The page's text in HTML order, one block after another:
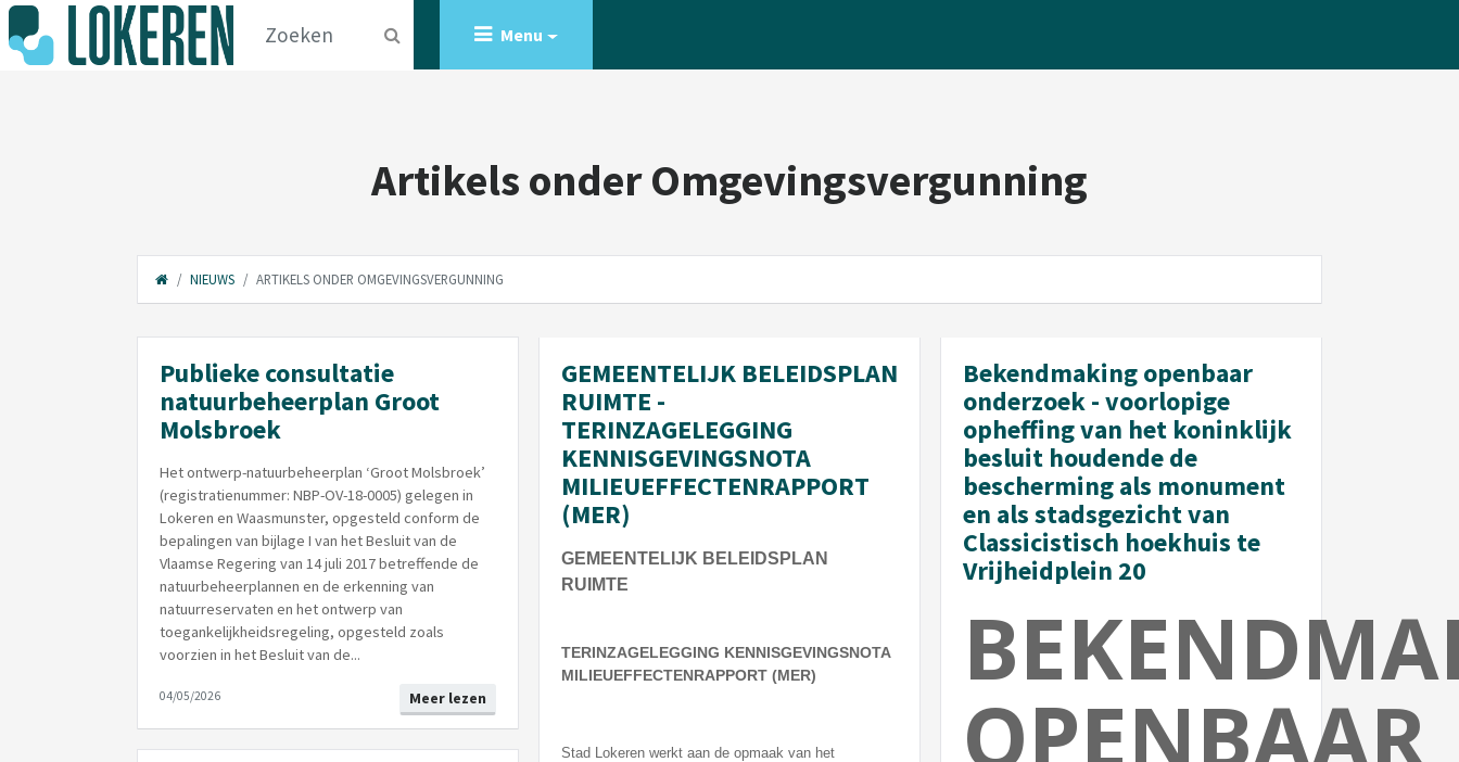
Menu
Artikels onder Omgevingsvergunning
NIEUWS ARTIKELS ONDER OMGEVINGSVERGUNNING
Publieke consultatie
natuurbeheerplan Groot
Molsbroek
Het ontwerp-natuurbeheerplan ‘Groot Molsbroek’
(registratienummer: NBP-OV-18-0005) gelegen in
Lokeren en Waasmunster, opgesteld conform de
bepalingen van bijlage I van het Besluit van de
Vlaamse Regering van 14 juli 2017 betreffende de
natuurbeheerplannen en de erkenning van
natuurreservaten en het ontwerp van
toegankelijkheidsregeling, opgesteld zoals
voorzien in het Besluit van de...
Meer lezen
04/05/2026
GEMEENTELIJK BELEIDSPLAN
RUIMTE -
TERINZAGELEGGING
KENNISGEVINGSNOTA
MILIEUEFFECTENRAPPORT
(MER)
GEMEENTELIJK BELEIDSPLAN
RUIMTE
TERINZAGELEGGING KENNISGEVINGSNOTA
MILIEUEFFECTENRAPPORT (MER)
Stad Lokeren werkt aan de opmaak van het
Bekendmaking openbaar
onderzoek - voorlopige
opheffing van het koninklijk
besluit houdende de
bescherming als monument
en als stadsgezicht van
Classicistisch hoekhuis te
Vrijheidplein 20
OPENBAAR